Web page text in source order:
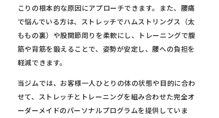
こりの根本的な原因にアプローチできます。また、腰痛
で悩んでいる方は、ストレッチでハムストリングス（太
ももの裏）や股関節周りを柔軟にし、トレーニングで腹
筋や背筋を鍛えることで、姿勢が安定し、腰への負担を
軽減できます。
当ジムでは、お客様一人ひとりの体の状態や目的に合わ
せて、ストレッチとトレーニングを組み合わせた完全オ
ーダーメイドのパーソナルプログラムを提供していま